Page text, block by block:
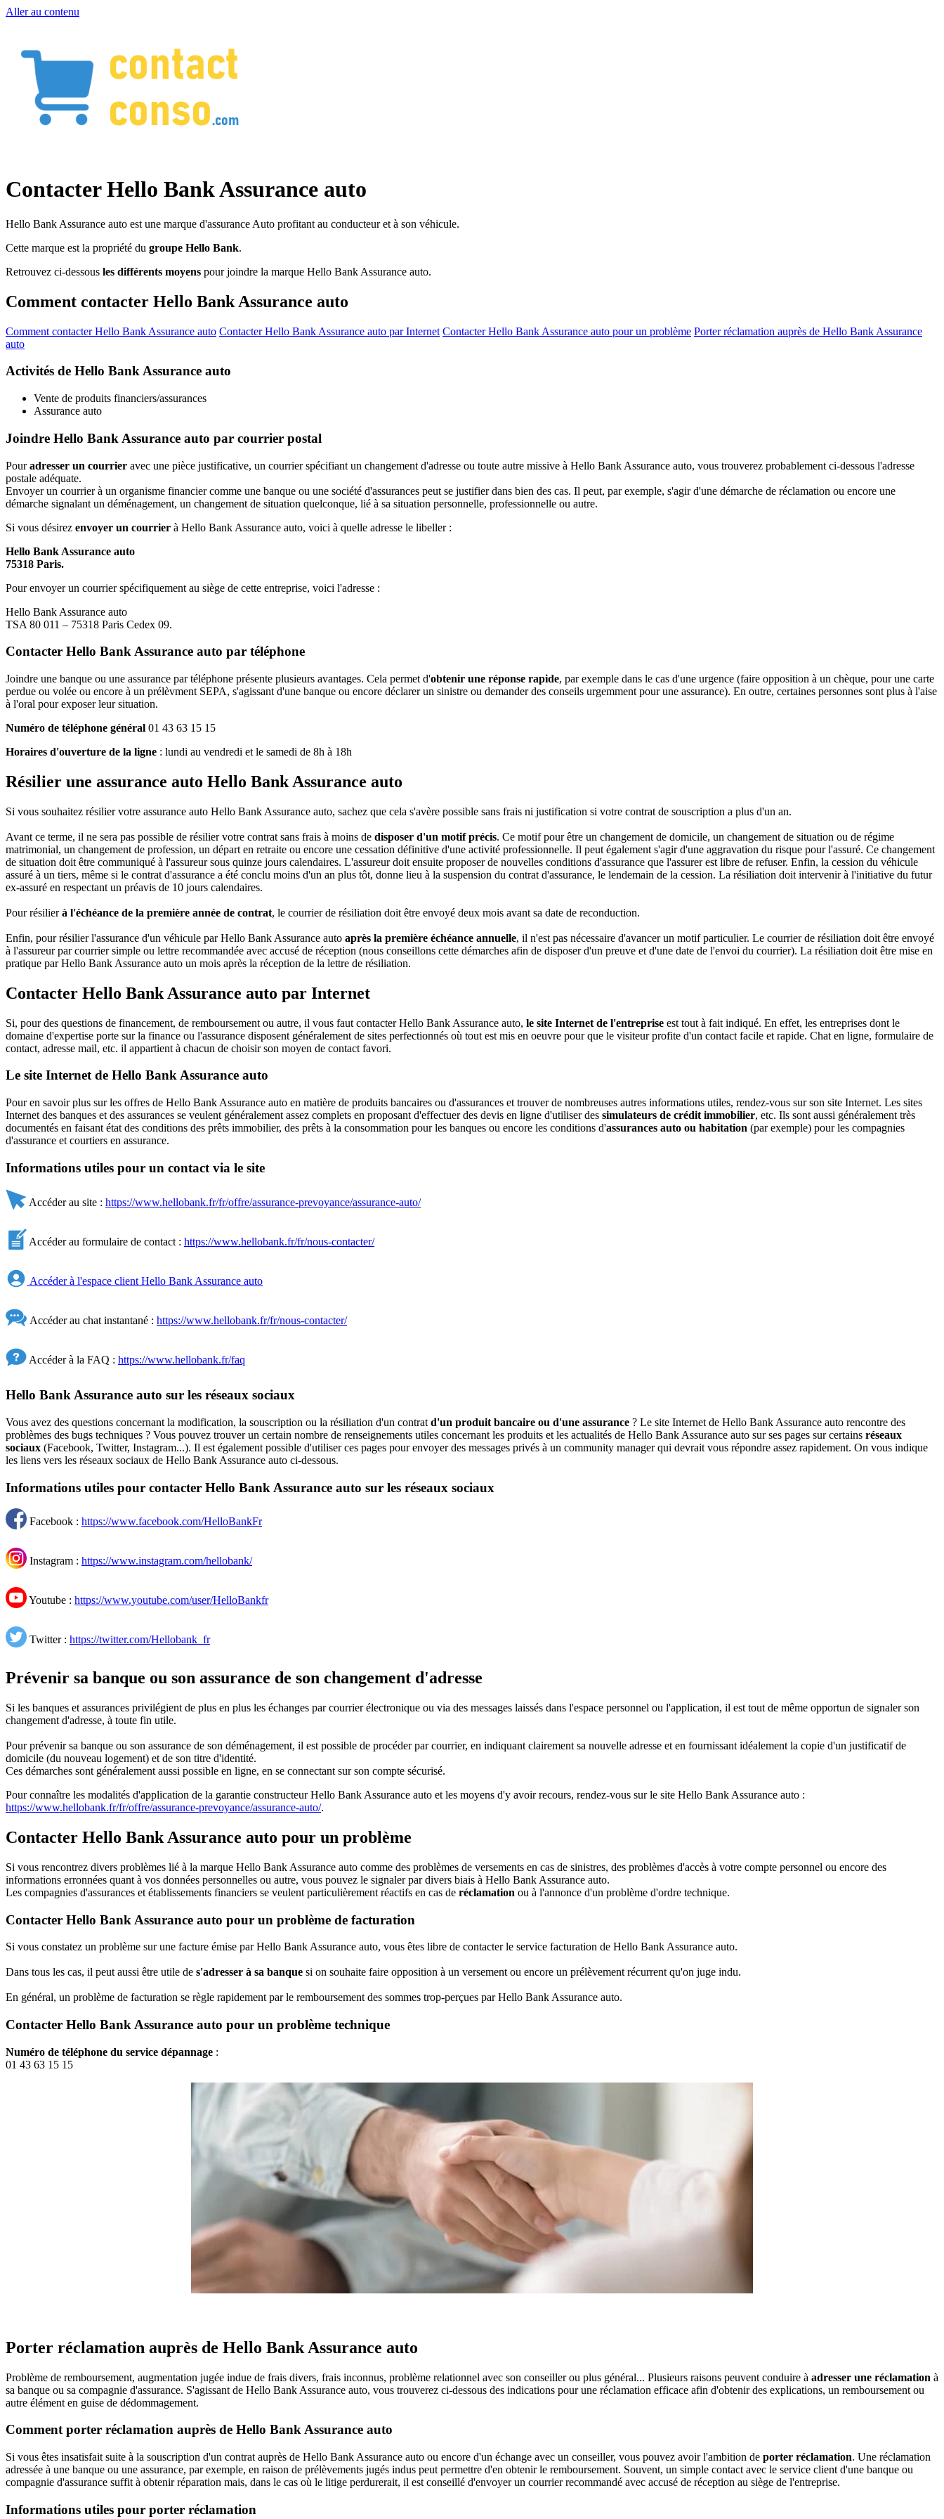
Aller au contenu
Contacter Hello Bank Assurance auto
Hello Bank Assurance auto est une marque d'assurance Auto profitant au conducteur et à son véhicule.
Cette marque est la propriété du groupe Hello Bank.
Retrouvez ci-dessous les différents moyens pour joindre la marque Hello Bank Assurance auto.
Comment contacter Hello Bank Assurance auto
Comment contacter Hello Bank Assurance auto Contacter Hello Bank Assurance auto par Internet Contacter Hello Bank Assurance auto pour un problème Porter réclamation auprès de Hello Bank Assurance
auto
Activités de Hello Bank Assurance auto
Vente de produits financiers/assurances
Assurance auto
Joindre Hello Bank Assurance auto par courrier postal
Pouradresser un courrier avec une pièce justificative, un courrier spécifiant un changement d'adresse ou toute autre missive à Hello Bank Assurance auto, vous trouverez probablement ci-dessous l'adresse
postale adéquate.
Envoyer un courrier à un organisme financier comme une banque ou une société d'assurances peut se justifier dans bien des cas. Il peut, par exemple, s'agir d'une démarche de réclamation ou encore une
démarche signalant un déménagement, un changement de situation quelconque, lié à sa situation personnelle, professionnelle ou autre.
Si vous désirez envoyer un courrier à Hello Bank Assurance auto, voici à quelle adresse le libeller :
Hello Bank Assurance auto
75318 Paris.
Pour envoyer un courrier spécifiquement au siège de cette entreprise, voici l'adresse :
Hello Bank Assurance auto
TSA 80 011 – 75318 Paris Cedex 09.
Contacter Hello Bank Assurance auto par téléphone
Joindre une banque ou une assurance par téléphone présente plusieurs avantages. Cela permet d'obtenir une réponse rapide, par exemple dans le cas d'une urgence (faire opposition à un chèque, pour une carte
perdue ou volée ou encore à un prélèvment SEPA, s'agissant d'une banque ou encore déclarer un sinistre ou demander des conseils urgemment pour une assurance). En outre, certaines personnes sont plus à l'aise
à l'oral pour exposer leur situation.
Numéro de téléphone général 01 43 63 15 15
Horaires d'ouverture de la ligne : lundi au vendredi et le samedi de 8h à 18h
Résilier une assurance auto Hello Bank Assurance auto
Si vous souhaitez résilier votre assurance auto Hello Bank Assurance auto, sachez que cela s'avère possible sans frais ni justification si votre contrat de souscription a plus d'un an.
Avant ce terme, il ne sera pas possible de résilier votre contrat sans frais à moins de disposer d'un motif précis. Ce motif pour être un changement de domicile, un changement de situation ou de régime
matrimonial, un changement de profession, un départ en retraite ou encore une cessation définitive d'une activité professionnelle. Il peut également s'agir d'une aggravation du risque pour l'assuré. Ce changement
de situation doit être communiqué à l'assureur sous quinze jours calendaires. L'assureur doit ensuite proposer de nouvelles conditions d'assurance que l'assurer est libre de refuser. Enfin, la cession du véhicule
assuré à un tiers, même si le contrat d'assurance a été conclu moins d'un an plus tôt, donne lieu à la suspension du contrat d'assurance, le lendemain de la cession. La résiliation doit intervenir à l'initiative du futur
ex-assuré en respectant un préavis de 10 jours calendaires.
Pour résilierà l'échéance de la première année de contrat, le courrier de résiliation doit être envoyé deux mois avant sa date de reconduction.
Enfin, pour résilier l'assurance d'un véhicule par Hello Bank Assurance auto après la première échéance annuelle, il n'est pas nécessaire d'avancer un motif particulier. Le courrier de résiliation doit être envoyé
à l'assureur par courrier simple ou lettre recommandée avec accusé de réception (nous conseillons cette démarches afin de disposer d'un preuve et d'une date de l'envoi du courrier). La résiliation doit être mise en
pratique par Hello Bank Assurance auto un mois après la réception de la lettre de résiliation.
Contacter Hello Bank Assurance auto par Internet
Si, pour des questions de financement, de remboursement ou autre, il vous faut contacter Hello Bank Assurance auto, le site Internet de l'entreprise est tout à fait indiqué. En effet, les entreprises dont le
domaine d'expertise porte sur la finance ou l'assurance disposent généralement de sites perfectionnés où tout est mis en oeuvre pour que le visiteur profite d'un contact facile et rapide. Chat en ligne, formulaire de
contact, adresse mail, etc. il appartient à chacun de choisir son moyen de contact favori.
Le site Internet de Hello Bank Assurance auto
Pour en savoir plus sur les offres de Hello Bank Assurance auto en matière de produits bancaires ou d'assurances et trouver de nombreuses autres informations utiles, rendez-vous sur son site Internet. Les sites
Internet des banques et des assurances se veulent généralement assez complets en proposant d'effectuer des devis en ligne d'utiliser des simulateurs de crédit immobilier, etc. Ils sont aussi généralement très
documentés en faisant état des conditions des prêts immobilier, des prêts à la consommation pour les banques ou encore les conditions d'assurances auto ou habitation (par exemple) pour les compagnies
d'assurance et courtiers en assurance.
Informations utiles pour un contact via le site
Accéder au site : https://www.hellobank.fr/fr/offre/assurance-prevoyance/assurance-auto/
Accéder au formulaire de contact : https://www.hellobank.fr/fr/nous-contacter/
Accéder à l'espace client Hello Bank Assurance auto
Accéder au chat instantané : https://www.hellobank.fr/fr/nous-contacter/
Accéder à la FAQ : https://www.hellobank.fr/faq
Hello Bank Assurance auto sur les réseaux sociaux
Vous avez des questions concernant la modification, la souscription ou la résiliation d'un contrat d'un produit bancaire ou d'une assurance ? Le site Internet de Hello Bank Assurance auto rencontre des
problèmes des bugs techniques ? Vous pouvez trouver un certain nombre de renseignements utiles concernant les produits et les actualités de Hello Bank Assurance auto sur ses pages sur certains réseaux
sociaux (Facebook, Twitter, Instagram...). Il est également possible d'utiliser ces pages pour envoyer des messages privés à un community manager qui devrait vous répondre assez rapidement. On vous indique
les liens vers les réseaux sociaux de Hello Bank Assurance auto ci-dessous.
Informations utiles pour contacter Hello Bank Assurance auto sur les réseaux sociaux
Facebook : https://www.facebook.com/HelloBankFr
Instagram : https://www.instagram.com/hellobank/
Youtube : https://www.youtube.com/user/HelloBankfr
Twitter : https://twitter.com/Hellobank_fr
Prévenir sa banque ou son assurance de son changement d'adresse
Si les banques et assurances privilégient de plus en plus les échanges par courrier électronique ou via des messages laissés dans l'espace personnel ou l'application, il est tout de même opportun de signaler son
changement d'adresse, à toute fin utile.
Pour prévenir sa banque ou son assurance de son déménagement, il est possible de procéder par courrier, en indiquant clairement sa nouvelle adresse et en fournissant idéalement la copie d'un justificatif de
domicile (du nouveau logement) et de son titre d'identité.
Ces démarches sont généralement aussi possible en ligne, en se connectant sur son compte sécurisé.
Pour connaître les modalités d'application de la garantie constructeur Hello Bank Assurance auto et les moyens d'y avoir recours, rendez-vous sur le site Hello Bank Assurance auto :
https://www.hellobank.fr/fr/offre/assurance-prevoyance/assurance-auto/.
Contacter Hello Bank Assurance auto pour un problème
Si vous rencontrez divers problèmes lié à la marque Hello Bank Assurance auto comme des problèmes de versements en cas de sinistres, des problèmes d'accès à votre compte personnel ou encore des
informations erronnées quant à vos données personnelles ou autre, vous pouvez le signaler par divers biais à Hello Bank Assurance auto.
Les compagnies d'assurances et établissements financiers se veulent particulièrement réactifs en cas de réclamation ou à l'annonce d'un problème d'ordre technique.
Contacter Hello Bank Assurance auto pour un problème de facturation
Si vous constatez un problème sur une facture émise par Hello Bank Assurance auto, vous êtes libre de contacter le service facturation de Hello Bank Assurance auto.
Dans tous les cas, il peut aussi être utile de s'adresser à sa banque si on souhaite faire opposition à un versement ou encore un prélèvement récurrent qu'on juge indu.
En général, un problème de facturation se règle rapidement par le remboursement des sommes trop-perçues par Hello Bank Assurance auto.
Contacter Hello Bank Assurance auto pour un problème technique
Numéro de téléphone du service dépannage :
01 43 63 15 15
Porter réclamation auprès de Hello Bank Assurance auto
Problème de remboursement, augmentation jugée indue de frais divers, frais inconnus, problème relationnel avec son conseiller ou plus général... Plusieurs raisons peuvent conduire à adresser une réclamation à
sa banque ou sa compagnie d'assurance. S'agissant de Hello Bank Assurance auto, vous trouverez ci-dessous des indications pour une réclamation efficace afin d'obtenir des explications, un remboursement ou
autre élément en guise de dédommagement.
Comment porter réclamation auprès de Hello Bank Assurance auto
Si vous êtes insatisfait suite à la souscription d'un contrat auprès de Hello Bank Assurance auto ou encore d'un échange avec un conseiller, vous pouvez avoir l'ambition de porter réclamation. Une réclamation
adressée à une banque ou une assurance, par exemple, en raison de prélèvements jugés indus peut permettre d'en obtenir le remboursement. Souvent, un simple contact avec le service client d'une banque ou
compagnie d'assurance suffit à obtenir réparation mais, dans le cas où le litige perdurerait, il est conseillé d'envoyer un courrier recommandé avec accusé de réception au siège de l'entreprise.
Informations utiles pour porter réclamation